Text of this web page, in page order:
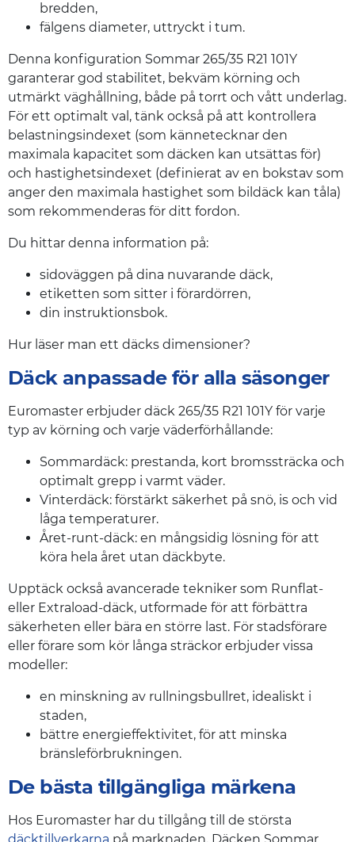
bredden,
fälgens diameter, uttryckt i tum.
Denna konfiguration Sommar 265/35 R21 101Y
garanterar god stabilitet, bekväm körning och
utmärkt väghållning, både på torrt och vått underlag.
För ett optimalt val, tänk också på att kontrollera
belastningsindexet (som kännetecknar den
maximala kapacitet som däcken kan utsättas för)
och hastighetsindexet (definierat av en bokstav som
anger den maximala hastighet som bildäck kan tåla)
som rekommenderas för ditt fordon.
Du hittar denna information på:
sidoväggen på dina nuvarande däck,
etiketten som sitter i förardörren,
din instruktionsbok.
Hur läser man ett däcks dimensioner?
Däck anpassade för alla säsonger
Euromaster erbjuder däck 265/35 R21 101Y för varje
typ av körning och varje väderförhållande:
Sommardäck: prestanda, kort bromssträcka och
optimalt grepp i varmt väder.
Vinterdäck: förstärkt säkerhet på snö, is och vid
låga temperaturer.
Året-runt-däck: en mångsidig lösning för att
köra hela året utan däckbyte.
Upptäck också avancerade tekniker som Runflat-
eller Extraload-däck, utformade för att förbättra
säkerheten eller bära en större last. För stadsförare
eller förare som kör långa sträckor erbjuder vissa
modeller:
en minskning av rullningsbullret, idealiskt i
staden,
bättre energieffektivitet, för att minska
bränsleförbrukningen.
De bästa tillgängliga märkena
Hos Euromaster har du tillgång till de största